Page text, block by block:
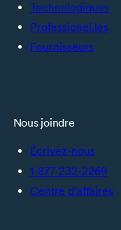
Technologiques
Professionel.les
Fournisseurs
Nous joindre
Écrivez-nous
1-877-232-2269
Centre d’affaires